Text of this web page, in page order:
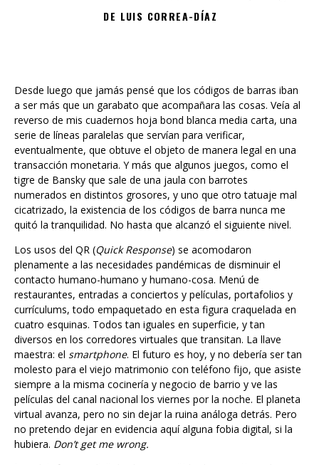
reverso de mis cuadernos hoja bond blanca media carta, una
serie de líneas paralelas que servían para verificar,
eventualmente, que obtuve el objeto de manera legal en una
transacción monetaria. Y más que algunos juegos, como el
tigre de Bansky que sale de una jaula con barrotes
numerados en distintos grosores, y uno que otro tatuaje mal
cicatrizado, la existencia de los códigos de barra nunca me
quitó la tranquilidad. No hasta que alcanzó el siguiente nivel.
Los usos del QR (Quick Response ) se acomodaron
contacto humano-humano y humano-cosa. Menú de
restaurantes, entradas a conciertos y películas, portafolios y
currículums, todo empaquetado en esta figura craquelada en
cuatro esquinas. Todos tan iguales en superficie, y tan
diversos en los corredores virtuales que transitan. La llave
maestra: elsmartphone. El futuro es hoy, y no debería ser tan
molesto para el viejo matrimonio con teléfono fijo, que asiste
siempre a la misma cocinería y negocio de barrio y ve las
películas del canal nacional los viernes por la noche. El planeta
virtual avanza, pero no sin dejar la ruina análoga detrás. Pero
no pretendo dejar en evidencia aquí alguna fobia digital, si la
hubiera.Don’t get me wrong.
Las plataformas digitales han permitido democratizar el